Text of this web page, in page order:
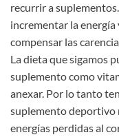
recurrir a
incrementar la
compensar las
La dieta que sigamos
suplemento como
anexar. Por lo tanto
suplemento deportivo
energías perdidas al